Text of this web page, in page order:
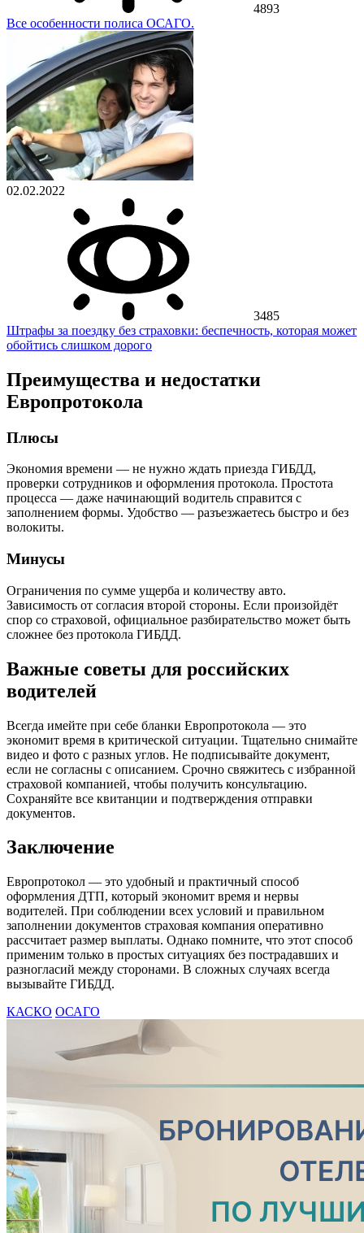
4893
Все особенности полиса ОСАГО.
02.02.2022
3485
Штрафы за поездку без страховки: беспечность, которая может
обойтись слишком дорого
Преимущества и недостатки
Европротокола
Плюсы
Экономия времени — не нужно ждать приезда ГИБДД,
проверки сотрудников и оформления протокола. Простота
процесса — даже начинающий водитель справится с
заполнением формы. Удобство — разъезжаетесь быстро и без
волокиты.
Минусы
Ограничения по сумме ущерба и количеству авто.
Зависимость от согласия второй стороны. Если произойдёт
спор со страховой, официальное разбирательство может быть
сложнее без протокола ГИБДД.
Важные советы для российских
водителей
Всегда имейте при себе бланки Европротокола — это
экономит время в критической ситуации. Тщательно снимайте
видео и фото с разных углов. Не подписывайте документ,
если не согласны с описанием. Срочно свяжитесь с избранной
страховой компанией, чтобы получить консультацию.
Сохраняйте все квитанции и подтверждения отправки
документов.
Заключение
Европротокол — это удобный и практичный способ
оформления ДТП, который экономит время и нервы
водителей. При соблюдении всех условий и правильном
заполнении документов страховая компания оперативно
рассчитает размер выплаты. Однако помните, что этот способ
применим только в простых ситуациях без пострадавших и
разногласий между сторонами. В сложных случаях всегда
вызывайте ГИБДД.
КАСКО ОСАГО